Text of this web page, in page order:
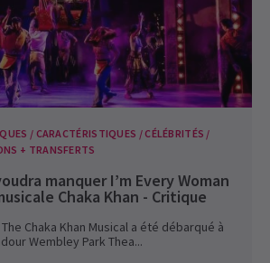
/ CARACTÉRISTIQUES / CÉLÉBRITÉS /
+ TRANSFERTS
manquer I’m Every Woman
Chaka Khan - Critique
The Chaka Khan Musical a été débarqué à
Wembley Park Thea...